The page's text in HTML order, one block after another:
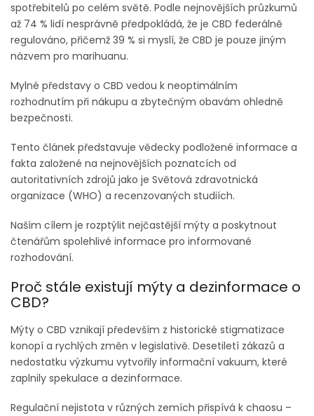
spotřebitelů po celém světě. Podle nejnovějších průzkumů
až 74 % lidí nesprávně předpokládá, že je CBD federálně
regulováno, přičemž 39 % si myslí, že CBD je pouze jiným
názvem pro marihuanu.
Mylné představy o CBD vedou k neoptimálním
rozhodnutím při nákupu a zbytečným obavám ohledně
bezpečnosti.
Tento článek představuje vědecky podložené informace a
fakta založené na nejnovějších poznatcích od
autoritativních zdrojů jako je Světová zdravotnická
organizace (WHO) a recenzovaných studiích.
Naším cílem je rozptýlit nejčastější mýty a poskytnout
čtenářům spolehlivé informace pro informované
rozhodování.
Proč stále existují mýty a dezinformace o
CBD?
Mýty o CBD vznikají především z historické stigmatizace
konopí a rychlých změn v legislativě. Desetiletí zákazů a
nedostatku výzkumu vytvořily informační vakuum, které
zaplnily spekulace a dezinformace.
Regulační nejistota v různých zemích přispívá k chaosu –